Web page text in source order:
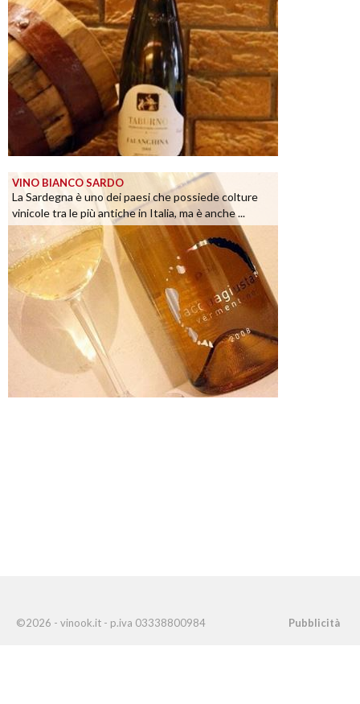
VINO BIANCO SARDO
La Sardegna è uno dei paesi che possiede colture
vinicole tra le più antiche in Italia, ma è anche ...
©2026 - vinook.it - p.iva 03338800984 Pubblicità